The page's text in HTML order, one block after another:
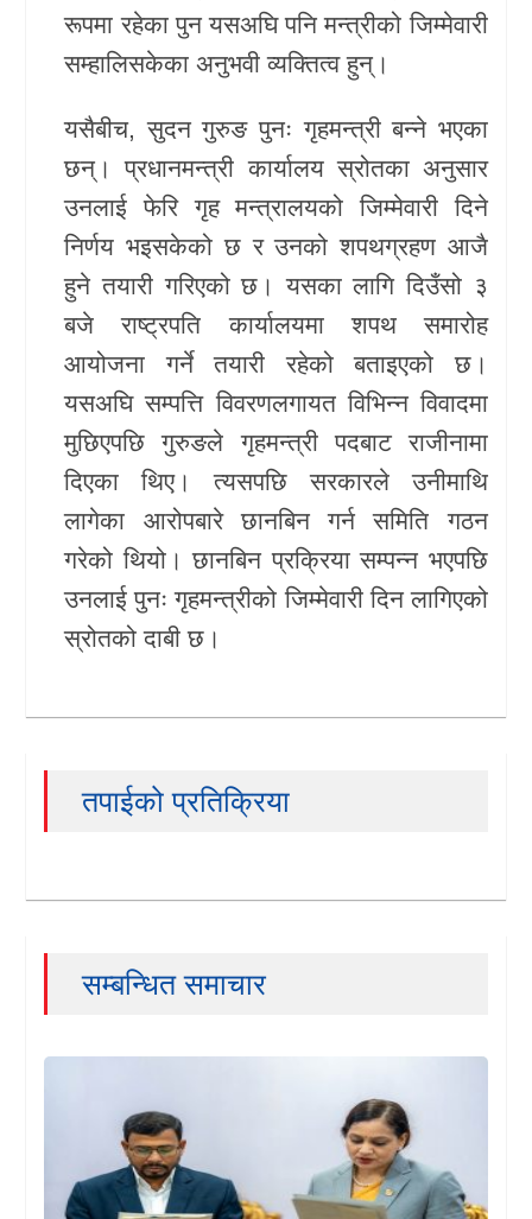
रूपमा रहेका पुन यसअघि पनि मन्त्रीको जिम्मेवारी
सम्हालिसकेका अनुभवी व्यक्तित्व हुन्।
यसैबीच, सुदन गुरुङ पुनः गृहमन्त्री बन्ने भएका
छन्। प्रधानमन्त्री कार्यालय स्रोतका अनुसार
उनलाई फेरि गृह मन्त्रालयको जिम्मेवारी दिने
निर्णय भइसकेको छ र उनको शपथग्रहण आजै
हुने तयारी गरिएको छ। यसका लागि दिउँसो ३
बजे राष्ट्रपति कार्यालयमा शपथ समारोह
आयोजना गर्ने तयारी रहेको बताइएको छ।
यसअघि सम्पत्ति विवरणलगायत विभिन्न विवादमा
मुछिएपछि गुरुङले गृहमन्त्री पदबाट राजीनामा
दिएका थिए। त्यसपछि सरकारले उनीमाथि
लागेका आरोपबारे छानबिन गर्न समिति गठन
गरेको थियो। छानबिन प्रक्रिया सम्पन्न भएपछि
उनलाई पुनः गृहमन्त्रीको जिम्मेवारी दिन लागिएको
स्रोतको दाबी छ।
तपाईको प्रतिक्रिया
सम्बन्धित समाचार